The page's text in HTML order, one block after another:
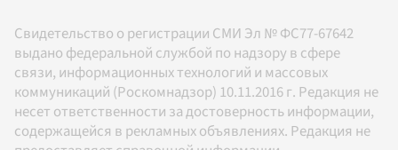
Свидетельство о регистрации СМИ Эл № ФС77-67642
выдано федеральной службой по надзору в сфере
связи, информационных технологий и массовых
коммуникаций (Роскомнадзор) 10.11.2016 г. Редакция не
несет ответственности за достоверность информации,
содержащейся в рекламных объявлениях. Редакция не